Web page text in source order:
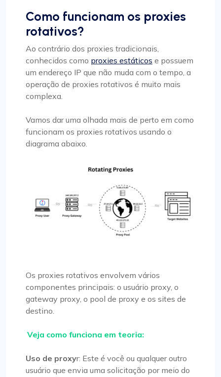
Como funcionam os proxies
rotativos?
Ao contrário dos proxies tradicionais,
conhecidos como proxies estáticos e possuem
um endereço IP que não muda com o tempo, a
operação de proxies rotativos é muito mais
complexa.
Vamos dar uma olhada mais de perto em como
funcionam os proxies rotativos usando o
diagrama abaixo.
Os proxies rotativos envolvem vários
componentes principais: o usuário proxy, o
gateway proxy, o pool de proxy e os sites de
destino.
Veja como funciona em teoria:
Uso de proxyr: Este é você ou qualquer outro
usuário que envia uma solicitação por meio do